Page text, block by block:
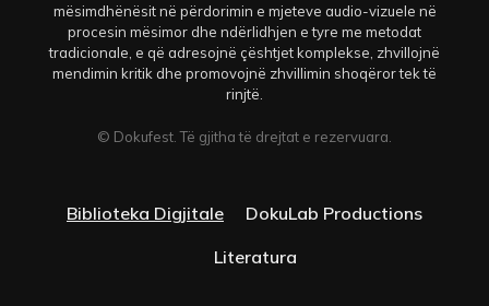
mësimdhënësit në përdorimin e mjeteve audio-vizuele në
procesin mësimor dhe ndërlidhjen e tyre me metodat
tradicionale, e që adresojnë çështjet komplekse, zhvillojnë
mendimin kritik dhe promovojnë zhvillimin shoqëror tek të
rinjtë.
© Dokufest. Të gjitha të drejtat e rezervuara.
Biblioteka Digjitale
DokuLab Productions
Literatura